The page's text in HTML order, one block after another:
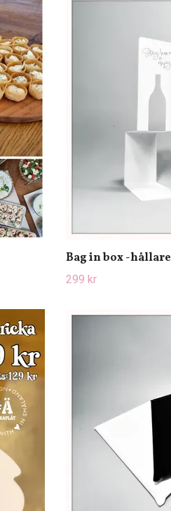
Bag in box -hållare
299 kr